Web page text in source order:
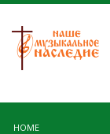
HOME